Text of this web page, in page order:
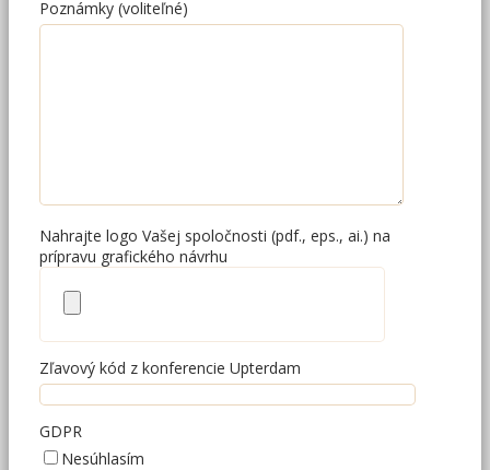
Poznámky (voliteľné)
Nahrajte logo Vašej spoločnosti (pdf., eps., ai.) na
prípravu grafického návrhu
Zľavový kód z konferencie Upterdam
GDPR
Nesúhlasím